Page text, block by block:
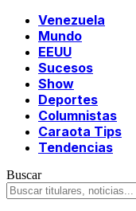
Venezuela
Mundo
EEUU
Sucesos
Show
Deportes
Columnistas
Caraota Tips
Tendencias
Buscar